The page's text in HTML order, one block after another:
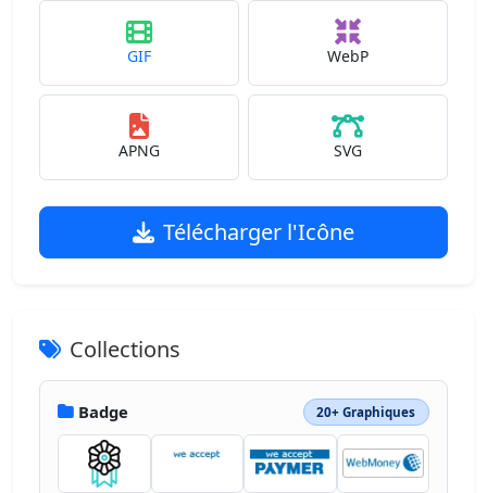
GIF WebP
APNG SVG
Télécharger l'Icône
Collections
Badge 20+ Graphiques